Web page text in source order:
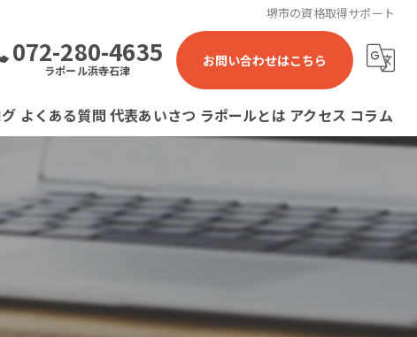
堺市の資格取得サポート
072-280-4635
ラポール浜寺石津
お問い合わせはこちら
よくある質問 代表あいさつ ラポールとは アクセス
ラポール石津川 就労継続支援B型事業所
ラポール浜寺石津 就労継続支援B型事業所
コラム